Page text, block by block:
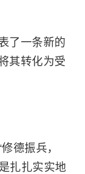
了一条新的
其转化为受
德振兵，
扎扎实实地